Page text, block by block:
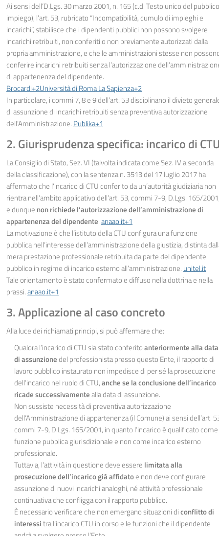
Ai sensi dell’D.Lgs. 30 marzo 2001, n. 165 (c.d. Testo unico del pubblico
impiego), l’art. 53, rubricato “Incompatibilità, cumulo di impieghi e
incarichi”, stabilisce che i dipendenti pubblici non possono svolgere
incarichi retribuiti, non conferiti o non previamente autorizzati dalla
propria amministrazione, e che le amministrazioni stesse non
conferire incarichi retribuiti senza l’autorizzazione
di appartenenza del dipendente.
Brocardi+2Università di Roma La Sapienza+2
In particolare, i commi 7, 8 e 9 dell’art. 53 disciplinano il divieto
di assunzione di incarichi retribuiti senza preventiva autorizzazione
dell’Amministrazione. Publika+1
2. Giurisprudenza specifica: incarico di
La Consiglio di Stato, Sez. VI (talvolta indicata come Sez. IV a seconda
della classificazione), con la sentenza n. 3513 del 17 luglio 2017 ha
affermato che l’incarico di CTU conferito da un’autorità giudiziaria non
rientra nell’ambito applicativo dell’art. 53, commi 7-9, D.Lgs. 165/
e dunque non richiede l’autorizzazione dell’amministrazione di
appartenenza del dipendente.anaao.it+1
La motivazione è che l’istituto della CTU configura una funzione
pubblica nell’interesse dell’amministrazione della giustizia, distinta
mera prestazione professionale retribuita da parte del dipendente
pubblico in regime di incarico esterno all’amministrazione. unitel.it
Tale orientamento è stato confermato e diffuso nella dottrina e nella
prassi.anaao.it+1
3. Applicazione al caso concreto
Alla luce dei richiamati principi, si può affermare che:
Qualora l’incarico di CTU sia stato conferitoanteri­ormente alla data
di assunzionedel professionista presso questo Ente, il rapporto di
lavoro pubblico instaurato non impedisce di per sé la prosecuzione
dell’incarico nel ruolo di CTU,anche se la conclusione dell’incarico
ricade successivamentealla data di assunzione.
Non sussiste necessità di preventiva autorizzazione
dell’Amministrazione di appartenenza (il Comune) ai sensi dell’art.
commi 7-9, D.Lgs. 165/2001, in quanto l’incarico è qualificato come
funzione pubblica giurisdizionale e non come incarico esterno
professionale.
Tuttavia, l’attività in questione deve essere limitata alla
prosecuzione dell’incarico già affidatoe non deve configurare
assunzione di nuovi incarichi analoghi, né attività professionale
continuativa che confligga con il rapporto pubblico.
È necessario verificare che non emergano situazioni diconflitto di
interessitra l’incarico CTU in corso e le funzioni che il dipendente